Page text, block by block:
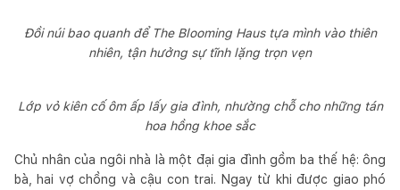
Đồi núi bao quanh để The Blooming Haus tựa mình vào thiên
nhiên, tận hưởng sự tĩnh lặng trọn vẹn
Lớp vỏ kiên cố ôm ấp lấy gia đình, nhường chỗ cho những tán
hoa hồng khoe sắc
Chủ nhân của ngôi nhà là một đại gia đình gồm ba thế hệ: ông
bà, hai vợ chồng và cậu con trai. Ngay từ khi được giao phó